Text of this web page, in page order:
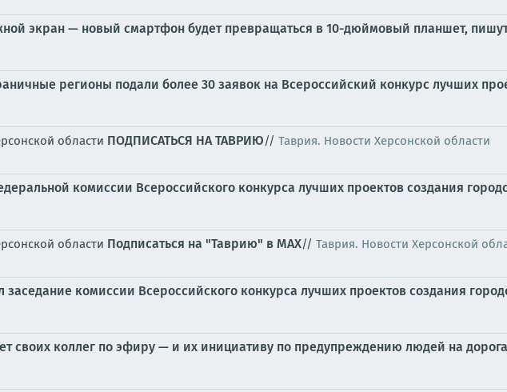
экран — новый смартфон будет превращаться в 10-дюймовый планшет,
регионы подали более 30 заявок на Всероссийский конкурс лучших
области ПОДПИСАТЬСЯ НА ТАВРИЮ// Таврия. Новости Херсонской области
комиссии Всероссийского конкурса лучших проектов создания
области Подписаться на "Таврию" в MAX// Таврия. Новости Херсонской
заседание комиссии Всероссийского конкурса лучших проектов создания
своих коллег по эфиру — и их инициативу по предупреждению людей на